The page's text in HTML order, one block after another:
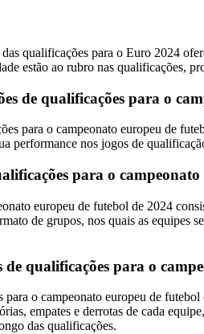
qualificações para o Euro 2024
estão ao rubro nas qualificações,
de qualificações para o
para o campeonato europeu de
performance nos jogos de
para o
europeu de futebol de 2024
de grupos, nos quais as equipes
de qualificações para o
para o campeonato europeu de
empates e derrotas de cada
das qualificações.